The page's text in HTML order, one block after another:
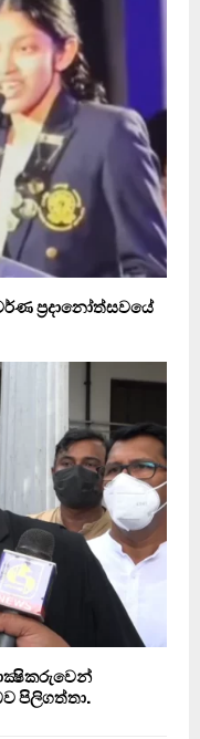
ප්‍රදානෝත්සවයේ
පිලිගත්තා.